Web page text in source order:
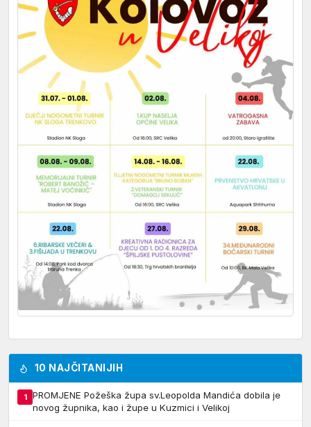
10 NAJČITANIJIH
1
PROMJENE Požeška župa sv.Leopolda Mandića dobila je
novog župnika, kao i župe u Kuzmici i Velikoj